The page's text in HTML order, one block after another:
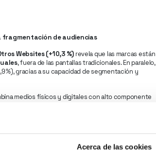
Acerca de las cookies
fragmentación de audiencias
Websites (+10,3 %) revela que las marcas están
, fuera de las pantallas tradicionales. En paralelo,
%), gracias a su capacidad de segmentación y
medios físicos y digitales con alto componente
OTT.